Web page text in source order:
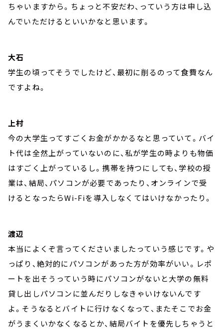
ちゃいますから。ちょっと不安だわ、っていう方は申し込
んでいただけるといいかなと思います。
大石
学生の頃ってそうでしたけど、最初に削るのって食費なん
ですよね。
上村
今の大学生ってすごくお金がかかるなと思っていて。バイ
ト代は全然上がっていないのに、私が学生の時よりも物価
はすごく上がっているし。携帯を持つにしても、学校の授
業は、結局、パソコンが必要であったり、オンラインで受
けるとなったらWi-Fiを導入しなくてはいけなかったり。
渡辺
本当によくぞ言ってくださいましたっていう感じです。や
っぱり、絶対的にパソコンがあった方が効率がいい。レポ
ートを出そうっていう時にパソコンがないと大学の無料
貸し出しパソコンに並んだりしなきゃいけないんです
よ。そうなるとバイトに行けなくなって、またそこでお金
がうまくいかなくなるとか、結局バイトを優先しちゃうと